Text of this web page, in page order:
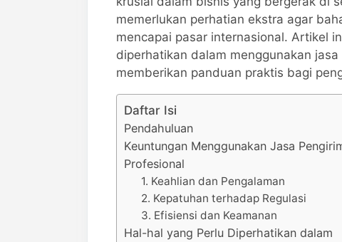
memerlukan perhatian ekstra agar
mencapai pasar internasional. Artikel
diperhatikan dalam menggunakan
memberikan panduan praktis bagi
Daftar Isi
Pendahuluan
Keuntungan Menggunakan Jasa
Profesional
1. Keahlian dan Pengalaman
2. Kepatuhan terhadap Regulasi
3. Efisiensi dan Keamanan
Hal-hal yang Perlu Diperhatikan dalam